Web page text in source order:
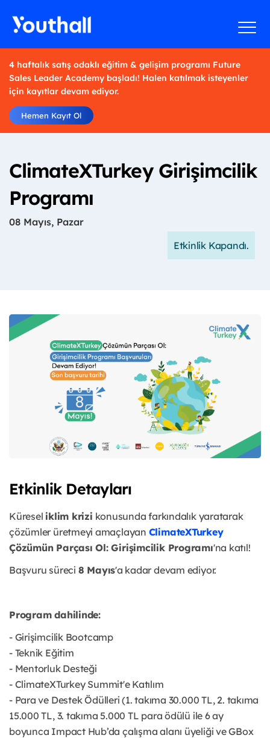
4 haftalık satış odaklı eğitim & gelişim programı Future
Sales Leader Academy başladı! Halen katılmak isteyenler
için kayıtlar devam ediyor.
Hemen Kayıt Ol
ClimateXTurkey Girişimcilik
Programı
08 Mayıs, Pazar
Etkinlik Kapandı.
Etkinlik Detayları
Küreseliklim krizi konusunda farkındalık yaratarak
çözümler üretmeyi amaçlayan ClimateXTurkey
Çözümün Parçası Ol: Girişimcilik Programı'na katıl!
Başvuru süreci 8 Mayıs'a kadar devam ediyor.
Program dahilinde:
- Girişimcilik Bootcamp
- Teknik Eğitim
- Mentorluk Desteği
- ClimateXTurkey Summit'e Katılım
- Para ve Destek Ödülleri (1. takıma 30.000 TL, 2. takıma
15.000 TL, 3. takıma 5.000 TL para ödülü ile 6 ay
boyunca Impact Hub’da çalışma alanı üyeliği ve GBox